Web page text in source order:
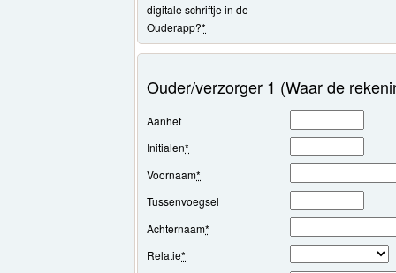
digitale schriftje in de
Ouderapp?*
Ouder/verzorger 1 (Waar de
Aanhef
Initialen*
Voornaam*
Tussenvoegsel
Achternaam*
Relatie*